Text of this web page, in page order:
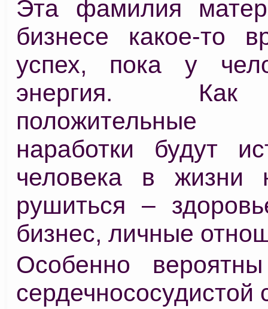
Эта фамилия
бизнесе какое-то
успех, пока у
энергия. Как
положительные
наработки будут
человека в жизни
рушиться –
бизнес, личные
Особенно
сердечнососудистой